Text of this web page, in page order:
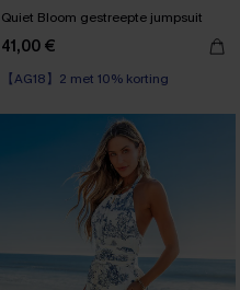
Quiet Bloom gestreepte jumpsuit
41,00 €
【AG18】2 met 10% korting